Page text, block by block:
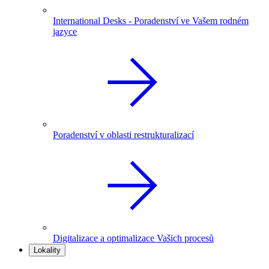
International Desks - Poradenství ve Vašem rodném
jazyce
Poradenství v oblasti restrukturalizací
Digitalizace a optimalizace Vašich procesů
Lokality